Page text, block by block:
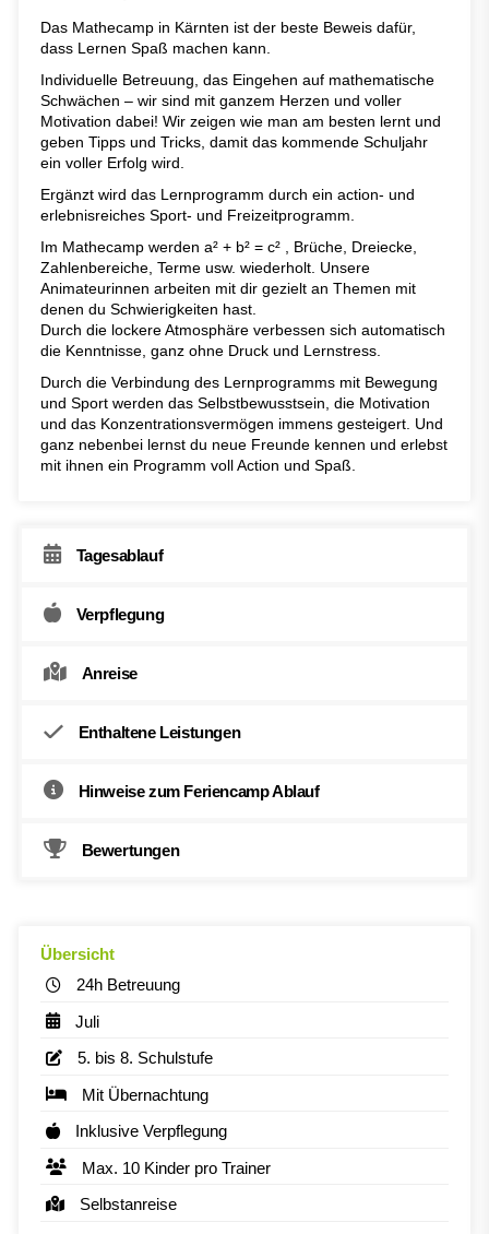
Das Mathecamp in Kärnten ist der beste Beweis dafür,
dass Lernen Spaß machen kann.
Individuelle Betreuung, das Eingehen auf mathematische
Schwächen – wir sind mit ganzem Herzen und voller
Motivation dabei! Wir zeigen wie man am besten lernt und
geben Tipps und Tricks, damit das kommende Schuljahr
ein voller Erfolg wird.
Ergänzt wird das Lernprogramm durch ein action- und
erlebnisreiches Sport- und Freizeitprogramm.
Im Mathecamp werden a² + b² = c² , Brüche, Dreiecke,
Zahlenbereiche, Terme usw. wiederholt. Unsere
Animateurinnen arbeiten mit dir gezielt an Themen mit
denen du Schwierigkeiten hast.
Durch die lockere Atmosphäre verbessen sich automatisch
die Kenntnisse, ganz ohne Druck und Lernstress.
Durch die Verbindung des Lernprogramms mit Bewegung
und Sport werden das Selbstbewusstsein, die Motivation
und das Konzentrationsvermögen immens gesteigert. Und
ganz nebenbei lernst du neue Freunde kennen und erlebst
mit ihnen ein Programm voll Action und Spaß.
Tagesablauf
Verpflegung
Anreise
Enthaltene Leistungen
Hinweise zum Feriencamp Ablauf
Bewertungen
Übersicht
24h Betreuung
Juli
5. bis 8. Schulstufe
Mit Übernachtung
Inklusive Verpflegung
Max. 10 Kinder pro Trainer
Selbstanreise